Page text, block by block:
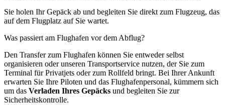
Sie holen Ihr Gepäck ab und begleiten Sie direkt zum Flugzeug, das
auf dem Flugplatz auf Sie wartet.
Was passiert am Flughafen vor dem Abflug?
Den Transfer zum Flughafen können Sie entweder selbst
organisieren oder unseren Transportservice nutzen, der Sie zum
Terminal für Privatjets oder zum Rollfeld bringt. Bei Ihrer Ankunft
erwarten Sie Ihre Piloten und das Flughafenpersonal, kümmern sich
um das Verladen Ihres Gepäcks und begleiten Sie zur
Sicherheitskontrolle.